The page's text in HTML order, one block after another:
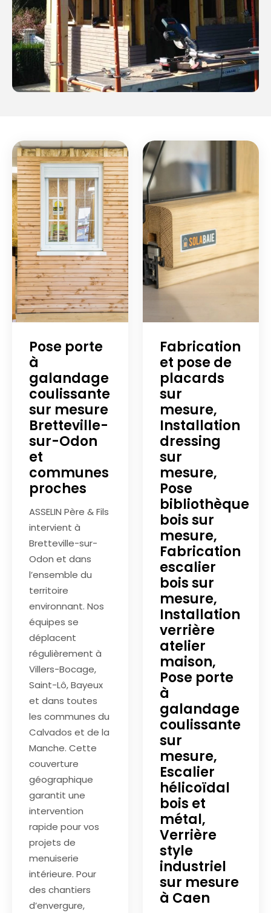
Pose porte
à
galandage
coulissante
sur mesure
Bretteville-
sur-Odon
et
communes
proches
ASSELIN Père & Fils
intervient à
Bretteville-sur-
Odon et dans
l’ensemble du
territoire
environnant. Nos
équipes se
déplacent
régulièrement à
Villers-Bocage,
Saint-Lô, Bayeux
et dans toutes
les communes du
Calvados et de la
Manche. Cette
couverture
géographique
garantit une
intervention
rapide pour vos
projets de
menuiserie
intérieure. Pour
des chantiers
d’envergure,
Fabrication
et pose de
placards
sur
mesure,
Installation
dressing
sur
mesure,
Pose
bibliothèque
bois sur
mesure,
Fabrication
escalier
bois sur
mesure,
Installation
verrière
atelier
maison,
Pose porte
à
galandage
coulissante
sur
mesure,
Escalier
hélicoïdal
bois et
métal,
Verrière
style
industriel
sur mesure
à Caen